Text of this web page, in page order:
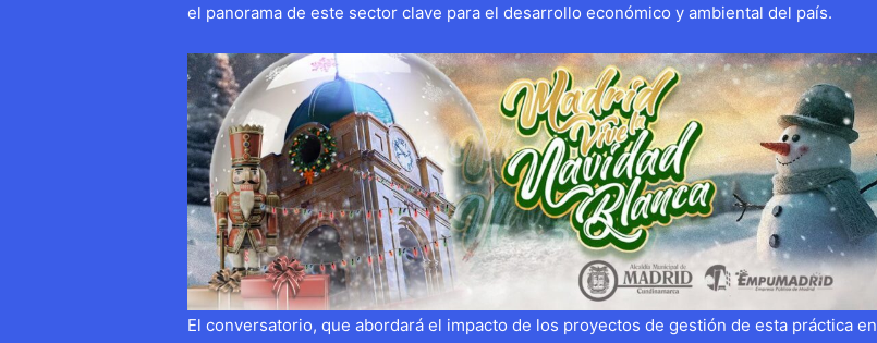
el panorama de este sector clave para el desarrollo económico y ambiental del país.
El conversatorio, que abordará el impacto de los proyectos de gestión de esta práctica en